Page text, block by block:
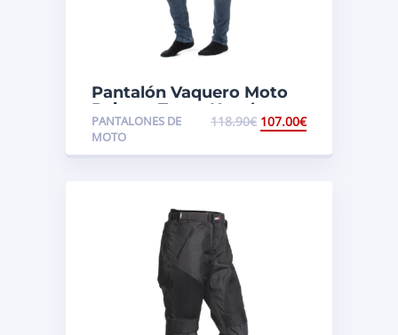
Pantalón Vaquero Moto
Rainers Texas Hombre
PANTALONES DE
MOTO
118.90€ 107.00€